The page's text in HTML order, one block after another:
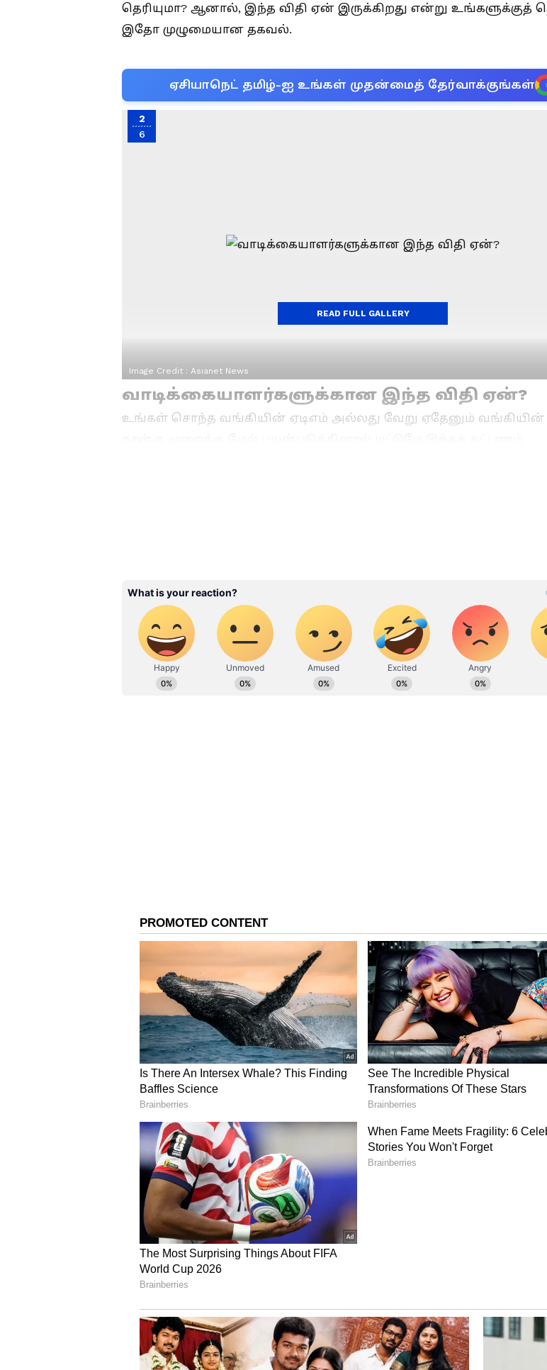
தெரியுமா? ஆனால், இந்த விதி ஏன் இருக்கிறது என்று உங்களுக்குத்
இதோ முழுமையான தகவல்.
ஏசியாநெட் தமிழ்-ஐ உங்கள் முதன்மைத் தேர்வாக்குங்கள்
2
6
Image Credit : Asianet News
வாடிக்கையாளர்களுக்கான இந்த விதி ஏன்?
உங்கள் சொந்த வங்கியின் ஏடிஎம் அல்லது வேறு ஏதேனும் வங்கியின்
கட்டணம் என்று அழைக்கப்படுகிறது.
Related Articles
ATM Shutdown: நாடு
Cardless Withdrawal:
Image Credit :
வங்கிகளுக்கு இடையேயான ஒப்பந்தம்
மேலும், நீங்கள் உங்கள் வங்கியைத் தவிர வேறு வங்கியின் ஏடிஎம்-ஐப்
பயன்படுத்தும்போது, ​​உங்கள் வங்கி அந்த வங்கிக்கு ஒரு குறிப்பிட்ட
தொகையை (பரிமாற்றக் கட்டணம்) செலுத்துகிறது. இந்தச் செலவை
வாடிக்கையாளர் மீது விதிக்கிறது. இதன் விளைவாக,
கழிக்கப்படுகிறது.
READ FULL GALLERY